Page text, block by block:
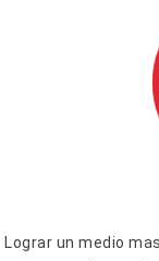
Lograr un medio